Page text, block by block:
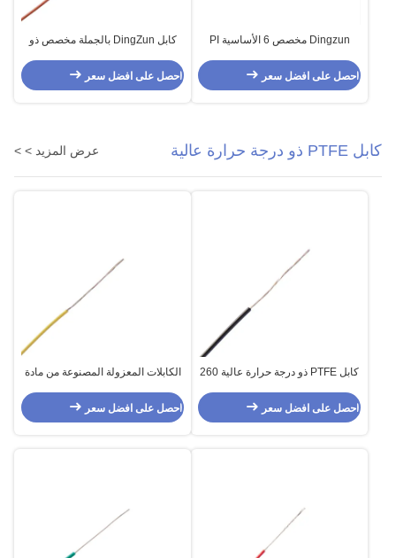
Dingzun مخصص 6 الأساسية PI
احصل على افضل سعر
كابل DingZun بالجملة مخصص ذو
سلك درجة حرارة عالية للإضاءة
احصل على افضل سعر
كابل PTFE ذو درجة حرارة عالية عرض المزيد > >
كابل PTFE ذو درجة حرارة عالية 260
احصل على افضل سعر
الكابلات المعزولة المصنوعة من مادة
AWG 13 AWG للأجهزة
احصل على افضل سعر